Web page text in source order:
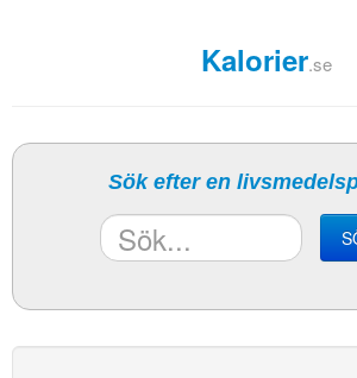
Kalorier.se
Sök efter en